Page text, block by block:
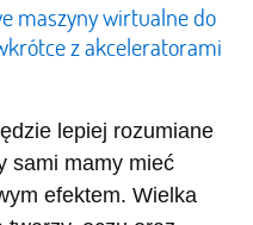
maszyny wirtualne do
z akceleratorami
lepiej rozumiane
sami mamy mieć
efektem. Wielka